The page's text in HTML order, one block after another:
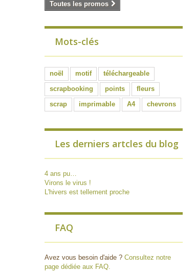
Toutes les promos
Mots-clés
noël motif
téléchargeable
scrapbooking
points
fleurs
scrap
imprimable A4 chevrons
Les derniers artcles du blog
4 ans pu…
Virons le virus !
L'hivers est tellement proche
FAQ
Avez vous besoin d'aide ? Consultez notre
page dédiée aux FAQ.